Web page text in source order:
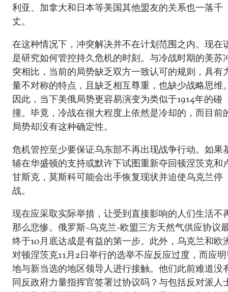
利亚、加拿大和日本等美国其他盟友的关系也一落千
丈。
在这种情况下，冲突解决并不在计划范围之内。现在
是研究如何管控持久危机的时刻。与冷战时期的美苏
突相比，当前的局势缺乏双方一致认可的规则，具有
量不对称的特点，且缺乏相互尊重，也缺少战略思维
因此，当下美俄局势更容易演变为类似于1914年的碰
撞。毕竟，冷战在很大程度上依然是冷却的，而目前
局势却没有这种确定性。
危机管控至少要保证乌东部不再出现战争行动。如果
辅在华盛顿的支持或默许下试图重新夺回顿涅茨克和
甘斯克，莫斯科可能会出手恢复现状并迫使乌克兰停
战。
现在应采取实际举措，让受到直接影响的人们生活不
那么悲惨。俄罗斯-乌克兰-欧盟三方天然气供应协议
终于10月底达成是有益的第一步。此外，乌克兰和欧
对顿涅茨克11月2日举行的选举不应反应过度，而应
地与新当选的地区领导人进行接触。他们此前难道没
同反政府力量指挥官签署过协议吗？与包括反对派人